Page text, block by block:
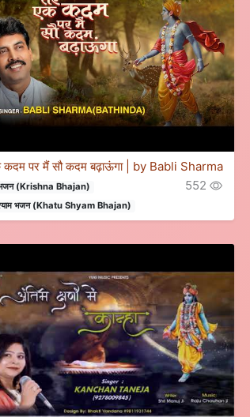
कदम पर मैं सौ कदम बढ़ाऊंगा | by Babli Sharma
(Krishna Bhajan)
भजन (Khatu Shyam Bhajan)
552